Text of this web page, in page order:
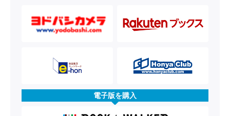
電子版を購入